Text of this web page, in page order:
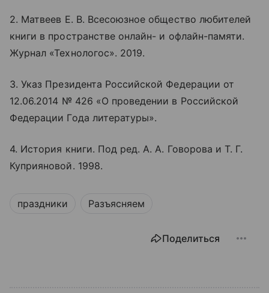
2. Матвеев Е. В. Всесоюзное общество любителей
книги в пространстве онлайн- и офлайн-памяти.
Журнал «Технологос». 2019.
3. Указ Президента Российской Федерации от
12.06.2014 № 426 «О проведении в Российской
Федерации Года литературы».
4. История книги. Под ред. А. А. Говорова и Т. Г.
Куприяновой. 1998.
праздники Разъясняем
Поделиться